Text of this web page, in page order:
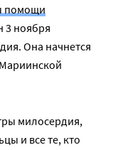
помощи
3 ноября
Она начнется
милосердия,
и все те, кто